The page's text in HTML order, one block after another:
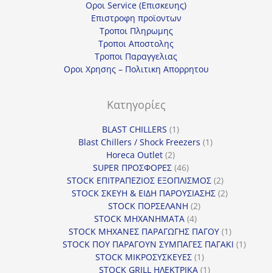
Οροι Service (Επισκευης)
Επιστροφη προϊοντων
Τροποι Πληρωμης
Τροποι Αποστολης
Τροποι Παραγγελιας
Οροι Χρησης – Πολιτικη Απορρητου
Κατηγορίες
BLAST CHILLERS 11
προϊόν
Blast Chillers / Shock Freezers 11
Horeca Outlet 22
προϊόντα
SUPER ΠΡΟΣΦΟΡΕΣ 4646
προϊόντα
STOCK ΕΠΙΤΡΑΠΕΖΙΟΣ ΕΞΟΠΛΙΣΜΟΣ 22
προϊόντα
STOCK ΣΚΕΥΗ & ΕΙΔΗ ΠΑΡΟΥΣΙΑΣΗΣ 22
STOCK ΠΟΡΣΕΛΑΝΗ 22
STOCK ΜΗΧΑΝΗΜΑΤΑ 44
προϊόντα
STOCK ΜΗΧΑΝΕΣ ΠΑΡΑΓΩΓΗΣ ΠΑΓΟΥ 11
προϊόν
STOCK ΠΟΥ ΠΑΡΑΓΟΥΝ ΣΥΜΠΑΓΕΣ ΠΑΓΑΚΙ 11
STOCK ΜΙΚΡΟΣΥΣΚΕΥΕΣ 11
προϊόν
STOCK GRILL ΗΛΕΚΤΡΙΚΑ 11